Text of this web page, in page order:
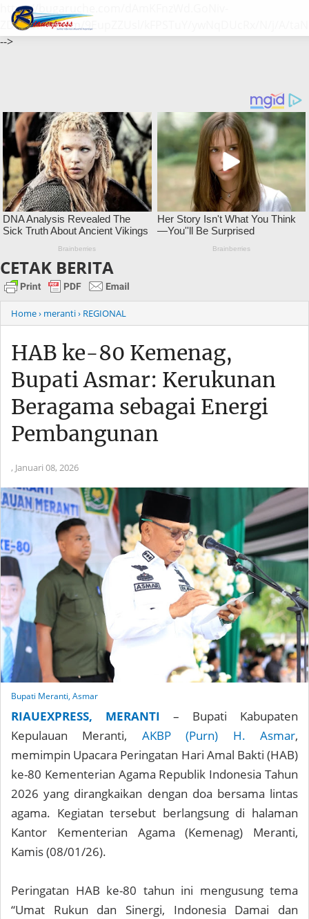
https://bugaruche.com/dAmKFnzWd.GoNiv-
ZDGvUM/DeFm/9EupZZUsl/kFPSTuY/ywNqDUcRx/N/j/A/
-->
CETAK BERITA
Home› meranti› REGIONAL
HAB ke-80 Kemenag,
Bupati Asmar: Kerukunan
Beragama sebagai Energi
Pembangunan
, Januari 08, 2026
Bupati Meranti, Asmar
RIAUEXPRESS, MERANTI – Bupati Kabupaten
Kepulauan Meranti, AKBP (Purn) H. Asmar,
memimpin Upacara Peringatan Hari Amal Bakti (HAB)
ke-80 Kementerian Agama Republik Indonesia Tahun
2026 yang dirangkaikan dengan doa bersama lintas
agama. Kegiatan tersebut berlangsung di halaman
Kantor Kementerian Agama (Kemenag) Meranti,
Kamis (08/01/26).
Peringatan HAB ke-80 tahun ini mengusung tema
“Umat Rukun dan Sinergi, Indonesia Damai dan